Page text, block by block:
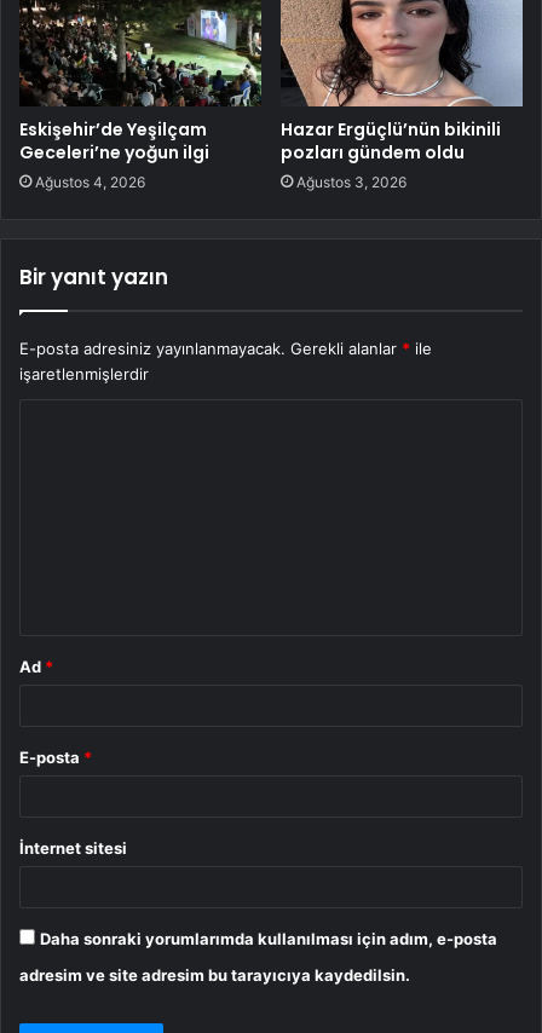
Eskişehir’de Yeşilçam
Geceleri’ne yoğun ilgi
Ağustos 4, 2026
Hazar Ergüçlü’nün bikinili
pozları gündem oldu
Ağustos 3, 2026
Bir yanıt yazın
E-posta adresiniz yayınlanmayacak. Gerekli alanlar * ile
işaretlenmişlerdir
Ad *
E-posta *
İnternet sitesi
Daha sonraki yorumlarımda kullanılması için adım, e-posta
adresim ve site adresim bu tarayıcıya kaydedilsin.